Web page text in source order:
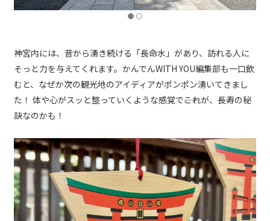
神宮内には、昔から湧き続ける「長命水」があり、訪れる人に
そっと力を与えてくれます。かんでんWITH YOU編集部も一口飲
むと、なぜか次の観光地のアイディアがポンポン湧いてきまし
た！ 体や心がスッと整っていくような感覚で――これが、長寿の秘
訣なのかも！